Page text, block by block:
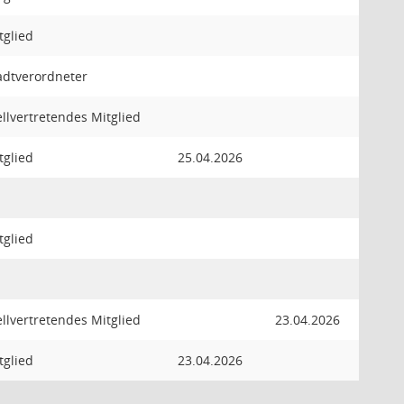
Mitglied
25.04.2026
Mitglied 23.04.2026
23.04.2026